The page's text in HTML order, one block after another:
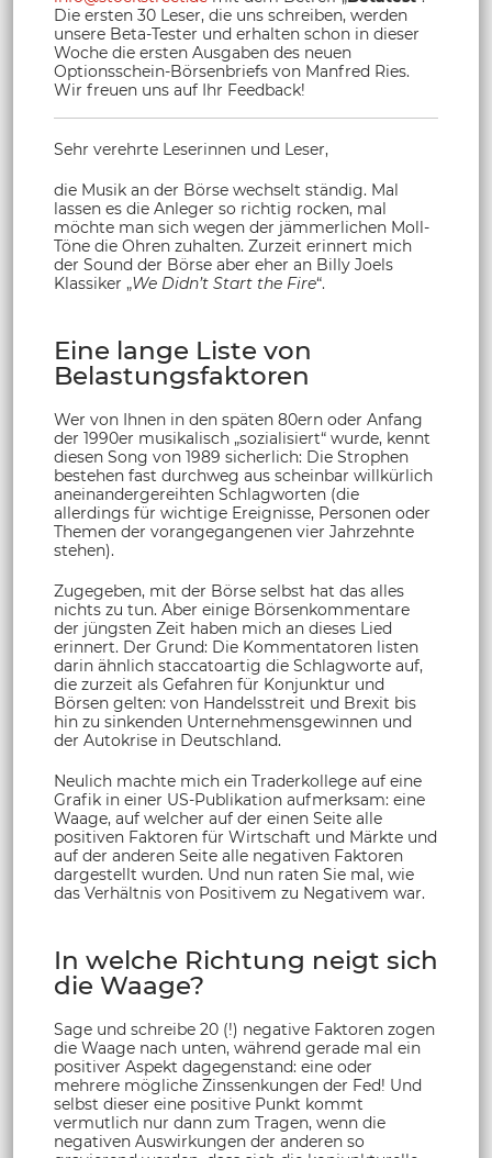
Die ersten 30 Leser, die uns schreiben, werden
unsere Beta-Tester und erhalten schon in dieser
Woche die ersten Ausgaben des neuen
Optionsschein-Börsenbriefs von Manfred Ries.
Wir freuen uns auf Ihr Feedback!
Sehr verehrte Leserinnen und Leser,
die Musik an der Börse wechselt ständig. Mal
lassen es die Anleger so richtig rocken, mal
möchte man sich wegen der jämmerlichen Moll-
Töne die Ohren zuhalten. Zurzeit erinnert mich
der Sound der Börse aber eher an Billy Joels
Klassiker „We Didn’t Start the Fire“.
Eine lange Liste von
Belastungsfaktoren
Wer von Ihnen in den späten 80ern oder Anfang
der 1990er musikalisch „sozialisiert“ wurde, kennt
diesen Song von 1989 sicherlich: Die Strophen
bestehen fast durchweg aus scheinbar willkürlich
aneinandergereihten Schlagworten (die
allerdings für wichtige Ereignisse, Personen oder
Themen der vorangegangenen vier Jahrzehnte
stehen).
Zugegeben, mit der Börse selbst hat das alles
nichts zu tun. Aber einige Börsenkommentare
der jüngsten Zeit haben mich an dieses Lied
erinnert. Der Grund: Die Kommentatoren listen
darin ähnlich staccatoartig die Schlagworte auf,
die zurzeit als Gefahren für Konjunktur und
Börsen gelten: von Handelsstreit und Brexit bis
hin zu sinkenden Unternehmensgewinnen und
der Autokrise in Deutschland.
Neulich machte mich ein Traderkollege auf eine
Grafik in einer US-Publikation aufmerksam: eine
Waage, auf welcher auf der einen Seite alle
positiven Faktoren für Wirtschaft und Märkte und
auf der anderen Seite alle negativen Faktoren
dargestellt wurden. Und nun raten Sie mal, wie
das Verhältnis von Positivem zu Negativem war.
In welche Richtung neigt sich
die Waage?
Sage und schreibe 20 (!) negative Faktoren zogen
die Waage nach unten, während gerade mal ein
positiver Aspekt dagegenstand: eine oder
mehrere mögliche Zinssenkungen der Fed! Und
selbst dieser eine positive Punkt kommt
vermutlich nur dann zum Tragen, wenn die
negativen Auswirkungen der anderen so